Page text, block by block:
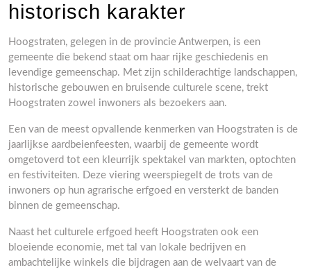
historisch karakter
Hoogstraten, gelegen in de provincie Antwerpen, is een
gemeente die bekend staat om haar rijke geschiedenis en
levendige gemeenschap. Met zijn schilderachtige landschappen,
historische gebouwen en bruisende culturele scene, trekt
Hoogstraten zowel inwoners als bezoekers aan.
Een van de meest opvallende kenmerken van Hoogstraten is de
jaarlijkse aardbeienfeesten, waarbij de gemeente wordt
omgetoverd tot een kleurrijk spektakel van markten, optochten
en festiviteiten. Deze viering weerspiegelt de trots van de
inwoners op hun agrarische erfgoed en versterkt de banden
binnen de gemeenschap.
Naast het culturele erfgoed heeft Hoogstraten ook een
bloeiende economie, met tal van lokale bedrijven en
ambachtelijke winkels die bijdragen aan de welvaart van de